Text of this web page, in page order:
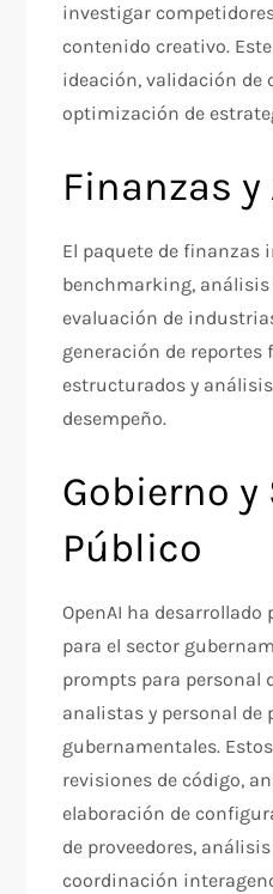
investigar
contenido creativo.
ideación, validación de
optimización de
Finanzas
El paquete de finanzas
benchmarking, análisis
evaluación de
generación de reportes
estructurados y
desempeño.​
Gobierno y
Público
OpenAI ha desarrollado
para el sector
prompts para personal
analistas y personal de
gubernamentales.
revisiones de código,
elaboración de
de proveedores,
coordinación